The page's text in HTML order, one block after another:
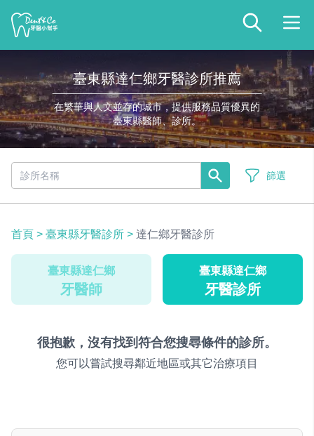
臺東縣達仁鄉牙醫診所推薦
在繁華與人文並存的城市，提供服務品質優異的
臺東縣醫師、診所。
篩選
首頁 > 臺東縣牙醫診所 > 達仁鄉牙醫診所
臺東縣達仁鄉
牙醫師
臺東縣達仁鄉
牙醫診所
很抱歉，沒有找到符合您搜尋條件的診所。
您可以嘗試搜尋鄰近地區或其它治療項目